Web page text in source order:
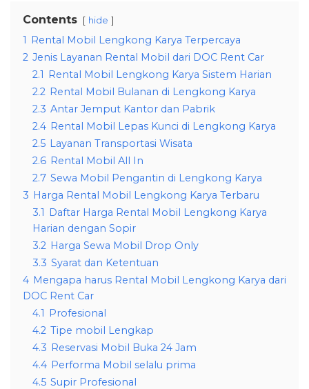
Contents hide
1 Rental Mobil Lengkong Karya Terpercaya
2 Jenis Layanan Rental Mobil dari DOC Rent Car
2.1 Rental Mobil Lengkong Karya Sistem Harian
2.2 Rental Mobil Bulanan di Lengkong Karya
2.3 Antar Jemput Kantor dan Pabrik
2.4 Rental Mobil Lepas Kunci di Lengkong Karya
2.5 Layanan Transportasi Wisata
2.6 Rental Mobil All In
2.7 Sewa Mobil Pengantin di Lengkong Karya
3 Harga Rental Mobil Lengkong Karya Terbaru
3.1 Daftar Harga Rental Mobil Lengkong Karya
Harian dengan Sopir
3.2 Harga Sewa Mobil Drop Only
3.3 Syarat dan Ketentuan
4 Mengapa harus Rental Mobil Lengkong Karya dari
DOC Rent Car
4.1 Profesional
4.2 Tipe mobil Lengkap
4.3 Reservasi Mobil Buka 24 Jam
4.4 Performa Mobil selalu prima
4.5 Supir Profesional